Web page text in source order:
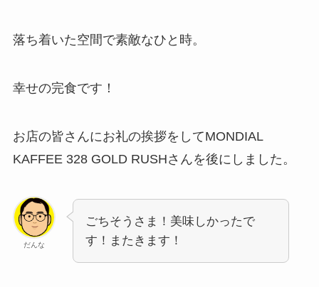
落ち着いた空間で素敵なひと時。
幸せの完食です！
お店の皆さんにお礼の挨拶をしてMONDIAL
KAFFEE 328 GOLD RUSHさんを後にしました。
だんな
ごちそうさま！美味しかったで
す！またきます！